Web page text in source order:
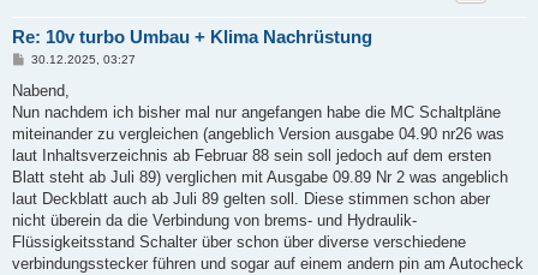
Re: 10v turbo Umbau + Klima Nachrüstung
B
i
r
a
30.12.2025, 03:27
Nabend,
Nun nachdem ich bisher mal nur angefangen habe die MC Schaltpläne
miteinander zu vergleichen (angeblich Version ausgabe 04.90 nr26 was
laut Inhaltsverzeichnis ab Februar 88 sein soll jedoch auf dem ersten
Blatt steht ab Juli 89) verglichen mit Ausgabe 09.89 Nr 2 was angeblich
laut Deckblatt auch ab Juli 89 gelten soll. Diese stimmen schon aber
nicht überein da die Verbindung von brems- und Hydraulik-
Flüssigkeitsstand Schalter über schon über diverse verschiedene
verbindungsstecker führen und sogar auf einem andern pin am Autocheck